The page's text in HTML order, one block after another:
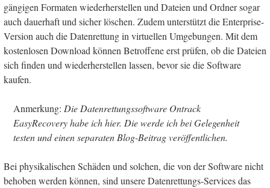
gängigen Formaten wiederherstellen und Dateien und Ordner sogar
auch dauerhaft und sicher löschen. Zudem unterstützt die Enterprise-
Version auch die Datenrettung in virtuellen Umgebungen. Mit dem
kostenlosen Download können Betroffene erst prüfen, ob die Dateien
sich finden und wiederherstellen lassen, bevor sie die Software
kaufen.
Anmerkung: Die Datenrettungssoftware Ontrack
EasyRecovery habe ich hier. Die werde ich bei Gelegenheit
testen und einen separaten Blog-Beitrag veröffentlichen.
Bei physikalischen Schäden und solchen, die von der Software nicht
behoben werden können, sind unsere Datenrettungs-Services das